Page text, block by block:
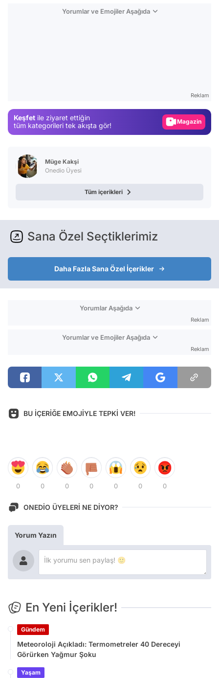
Yorumlar ve Emojiler Aşağıda
Reklam
Keşfet ile ziyaret ettiğin
tüm kategorileri tek akışta gör!
Magazin
Müge Kakşi
Onedio Üyesi
Tüm içerikleri
Sana Özel Seçtiklerimiz
Daha Fazla Sana Özel İçerikler
Yorumlar Aşağıda
Reklam
Yorumlar ve Emojiler Aşağıda
Reklam
BU İÇERİĞE EMOJİYLE TEPKİ VER!
0 0 0 0 0 0 0
ONEDİO ÜYELERİ NE DİYOR?
Yorum Yazın
En Yeni İçerikler!
Gündem
Meteoroloji Açıkladı: Termometreler 40 Dereceyi
Görürken Yağmur Şoku
Yaşam